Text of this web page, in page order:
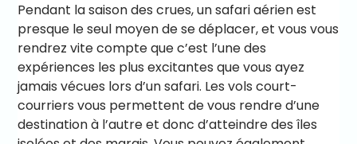
Pendant la saison des crues, un safari aérien est
presque le seul moyen de se déplacer, et vous vous
rendrez vite compte que c’est l’une des
expériences les plus excitantes que vous ayez
jamais vécues lors d’un safari. Les vols court-
courriers vous permettent de vous rendre d’une
destination à l’autre et donc d’atteindre des îles